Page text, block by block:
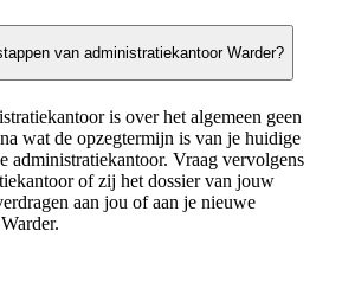
van administratiekantoor Warder?
is over het algemeen geen
wat de opzegtermijn is van je huidige
administratiekantoor. Vraag vervolgens
of zij het dossier van jouw
aan jou of aan je nieuwe